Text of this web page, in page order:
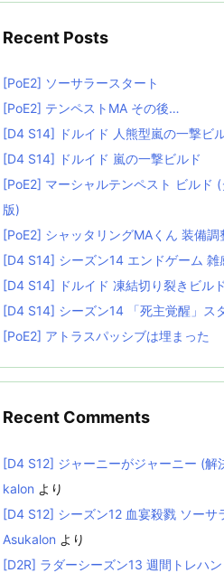
Recent Posts
[PoE2] ソーサラースタート
[PoE2] テンペストMA その後…
[D4 S14] ドルイド 人熊型嵐の一撃ビ
[D4 S14] ドルイド 嵐の一撃ビルド
[PoE2] マーシャルテンペスト ビルド
版)
[PoE2] シャッタリングMAくん 装備調
[D4 S14] シーズン14 エンドゲーム 雑
[D4 S14] ドルイド 凍結切り裂きビルド
[D4 S14] シーズン14 「死主覚醒」ス
[PoE2] アトラスパッシブは埋まった
Recent Comments
[D4 S12] ジャーニーがジャーニー (解
kalon より
[D4 S12] シーズン12 血宴殺戮 ソーサ
Asukalon より
[D2R] ラダーシーズン13 週間トレハ